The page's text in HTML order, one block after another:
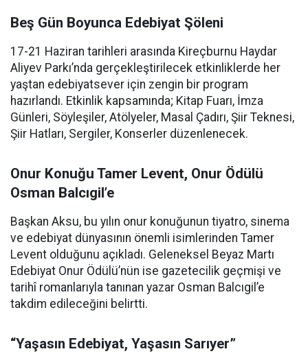
Beş Gün Boyunca Edebiyat Şöleni
17-21 Haziran tarihleri arasında Kireçburnu Haydar
Aliyev Parkı’nda gerçekleştirilecek etkinliklerde her
yaştan edebiyatsever için zengin bir program
hazırlandı. Etkinlik kapsamında; Kitap Fuarı, İmza
Günleri, Söyleşiler, Atölyeler, Masal Çadırı, Şiir Teknesi,
Şiir Hatları, Sergiler, Konserler düzenlenecek.
Onur Konuğu Tamer Levent, Onur Ödülü
Osman Balcıgil’e
Başkan Aksu, bu yılın onur konuğunun tiyatro, sinema
ve edebiyat dünyasının önemli isimlerinden Tamer
Levent olduğunu açıkladı. Geleneksel Beyaz Martı
Edebiyat Onur Ödülü’nün ise gazetecilik geçmişi ve
tarihî romanlarıyla tanınan yazar Osman Balcıgil’e
takdim edileceğini belirtti.
“Yaşasın Edebiyat, Yaşasın Sarıyer”